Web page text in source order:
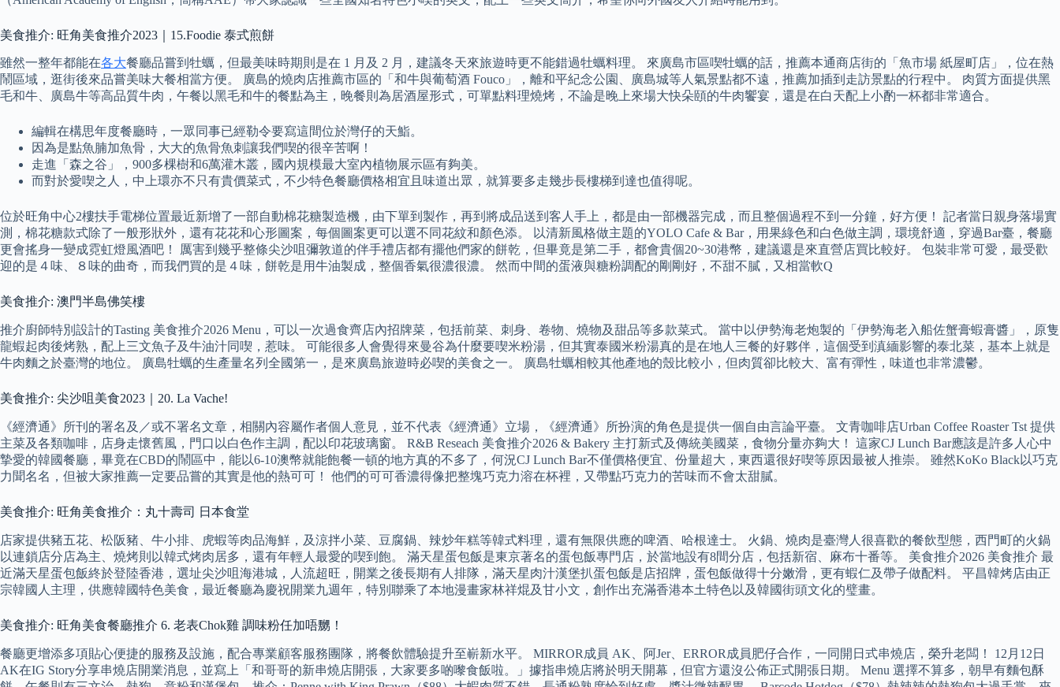
美食推介: 旺角美食推介2023｜15.Foodie 泰式煎餅
雖然一整年都能在各大餐廳品嘗到牡蠣，但最美味時期則是在 1 月及 2 月，建議冬天來旅遊時更不能錯過牡蠣料理。 來廣島市區喫牡蠣的話，推薦本通商店街的「魚市場 紙屋町店」，位在熱
鬧區域，逛街後來品嘗美味大餐相當方便。 廣島的燒肉店推薦市區的「和牛與葡萄酒 Fouco」，離和平紀念公園、廣島城等人氣景點都不遠，推薦加插到走訪景點的行程中。 肉質方面提供黑
毛和牛、廣島牛等高品質牛肉，午餐以黑毛和牛的餐點為主，晚餐則為居酒屋形式，可單點料理燒烤，不論是晚上來場大快朵頤的牛肉饗宴，還是在白天配上小酌一杯都非常適合。
編輯在構思年度餐廳時，一眾同事已經勒令要寫這間位於灣仔的天鮨。
因為是點魚腩加魚骨，大大的魚骨魚刺讓我們喫的很辛苦啊！
走進「森之谷」，900多棵樹和6萬灌木叢，國內規模最大室內植物展示區有夠美。
而對於愛喫之人，中上環亦不只有貴價菜式，不少特色餐廳價格相宜且味道出眾，就算要多走幾步長樓梯到達也值得呢。
位於旺角中心2樓扶手電梯位置最近新增了一部自動棉花糖製造機，由下單到製作，再到將成品送到客人手上，都是由一部機器完成，而且整個過程不到一分鐘，好方便！ 記者當日親身落場實
測，棉花糖款式除了一般形狀外，還有花花和心形圖案，每個圖案更可以選不同花紋和顏色添。 以清新風格做主題的YOLO Cafe & Bar，用果綠色和白色做主調，環境舒適，穿過Bar臺，餐廳
更會搖身一變成霓虹燈風酒吧！ 厲害到幾乎整條尖沙咀彌敦道的伴手禮店都有擺他們家的餅乾，但畢竟是第二手，都會貴個20~30港幣，建議還是來直營店買比較好。 包裝非常可愛，最受歡
迎的是４味、８味的曲奇，而我們買的是４味，餅乾是用牛油製成，整個香氣很濃很濃。 然而中間的蛋液與糖粉調配的剛剛好，不甜不膩，又相當軟Q
美食推介: 澳門半島佛笑樓
推介廚師特別設計的Tasting 美食推介2026 Menu，可以一次過食齊店內招牌菜，包括前菜、刺身、卷物、燒物及甜品等多款菜式。 當中以伊勢海老炮製的「伊勢海老入船佐蟹膏蝦膏醬」，原隻
龍蝦起肉後烤熟，配上三文魚子及牛油汁同喫，惹味。 可能很多人會覺得來曼谷為什麼要喫米粉湯，但其實泰國米粉湯真的是在地人三餐的好夥伴，這個受到滇緬影響的泰北菜，基本上就是
牛肉麵之於臺灣的地位。 廣島牡蠣的生產量名列全國第一，是來廣島旅遊時必喫的美食之一。 廣島牡蠣相較其他產地的殼比較小，但肉質卻比較大、富有彈性，味道也非常濃鬱。
美食推介: 尖沙咀美食2023｜20. La Vache!
《經濟通》所刊的署名及／或不署名文章，相關內容屬作者個人意見，並不代表《經濟通》立場，《經濟通》所扮演的角色是提供一個自由言論平臺。 文青咖啡店Urban Coffee Roaster Tst 提供
主菜及各類咖啡，店身走懷舊風，門口以白色作主調，配以印花玻璃窗。 R&B Reseach 美食推介2026 & Bakery 主打新式及傳統美國菜，食物分量亦夠大！ 這家CJ Lunch Bar應該是許多人心中
摯愛的韓國餐廳，畢竟在CBD的鬧區中，能以6-10澳幣就能飽餐一頓的地方真的不多了，何況CJ Lunch Bar不僅價格便宜、份量超大，東西還很好喫等原因最被人推崇。 雖然KoKo Black以巧克
力聞名名，但被大家推薦一定要品嘗的其實是他的熱可可！ 他們的可可香濃得像把整塊巧克力溶在杯裡，又帶點巧克力的苦味而不會太甜膩。
美食推介: 旺角美食推介：丸十壽司 日本食堂
店家提供豬五花、松阪豬、牛小排、虎蝦等肉品海鮮，及涼拌小菜、豆腐鍋、辣炒年糕等韓式料理，還有無限供應的啤酒、哈根達士。 火鍋、燒肉是臺灣人很喜歡的餐飲型態，西門町的火鍋
以連鎖店分店為主、燒烤則以韓式烤肉居多，還有年輕人最愛的喫到飽。 滿天星蛋包飯是東京著名的蛋包飯專門店，於當地設有8間分店，包括新宿、麻布十番等。 美食推介2026 美食推介 最
近滿天星蛋包飯終於登陸香港，選址尖沙咀海港城，人流超旺，開業之後長期有人排隊，滿天星肉汁漢堡扒蛋包飯是店招牌，蛋包飯做得十分嫩滑，更有蝦仁及帶子做配料。 平昌韓烤店由正
宗韓國人主理，供應韓國特色美食，最近餐廳為慶祝開業九週年，特別聯乘了本地漫畫家林祥焜及甘小文，創作出充滿香港本土特色以及韓國街頭文化的璧畫。
美食推介: 旺角美食餐廳推介 6. 老表Chok雞 調味粉任加唔嬲！
餐廳更增添多項貼心便捷的服務及設施，配合專業顧客服務團隊，將餐飲體驗提升至嶄新水平。 MIRROR成員 AK、阿Jer、ERROR成員肥仔合作，一同開日式串燒店，榮升老闆！ 12月12日
AK在IG Story分享串燒店開業消息，並寫上「和哥哥的新串燒店開張，大家要多啲嚟食飯啦。」據指串燒店將於明天開幕，但官方還沒公佈正式開張日期。 Menu 選擇不算多，朝早有麵包酥